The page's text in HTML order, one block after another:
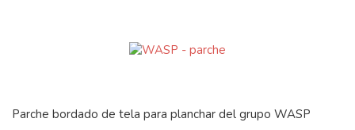
Parche bordado de tela para planchar del grupo WASP